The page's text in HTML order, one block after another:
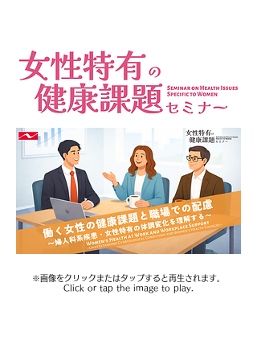
※画像をクリックまたはタップすると再生されます。
Click or tap the image to play.